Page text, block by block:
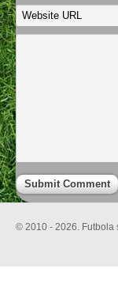
© 2010 - 2026. Futbola